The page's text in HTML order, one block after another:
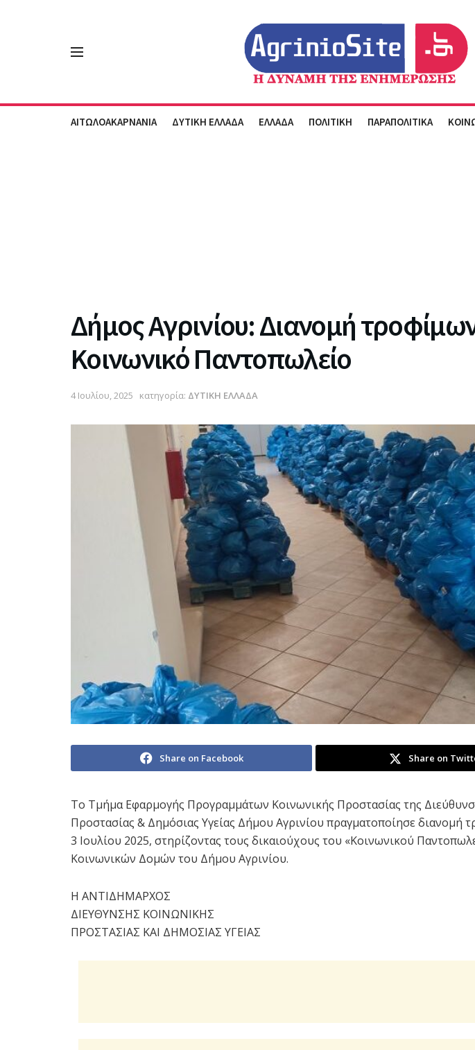
ΑΙΤΩΛΟΑΚΑΡΝΑΝΙΑ ΔΥΤΙΚΗ ΕΛΛΑΔΑ ΕΛΛΑΔΑ ΠΟΛΙΤΙΚΗ ΠΑΡΑΠΟΛΙΤΙΚΑ
Δήμος Αγρινίου: Διανομή
Κοινωνικό Παντοπωλείο
4 Ιουλίου, 2025 κατηγορία: ΔΥΤΙΚΗ ΕΛΛΑΔΑ
Share on Facebook Share on
Το Τμήμα Εφαρμογής Προγραμμάτων Κοινωνικής Προστασίας της
Προστασίας & Δημόσιας Υγείας Δήμου Αγρινίου πραγματοποίησε διανομή
3 Ιουλίου 2025, στηρίζοντας τους δικαιούχους του «Κοινωνικού
Κοινωνικών Δομών του Δήμου Αγρινίου.
Η ΑΝΤΙΔΗΜΑΡΧΟΣ
ΔΙΕΥΘΥΝΣΗΣ ΚΟΙΝΩΝΙΚΗΣ
ΠΡΟΣΤΑΣΙΑΣ ΚΑΙ ΔΗΜΟΣΙΑΣ ΥΓΕΙΑΣ